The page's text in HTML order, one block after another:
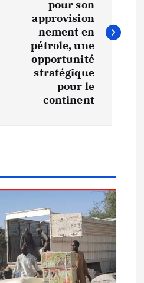
pour son
approvision
nement en
pétrole, une
opportunité
stratégique
pour le
continent